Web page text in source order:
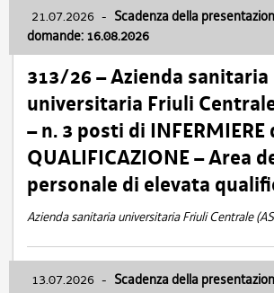
21.07.2026 - Scadenza della
domande: 16.08.2026
313/26 – Azienda sanitaria
universitaria Friuli
– n. 3 posti di INFERMIERE
QUALIFICAZIONE – Area
personale di elevata
Azienda sanitaria universitaria Friuli Centrale
13.07.2026 - Scadenza della